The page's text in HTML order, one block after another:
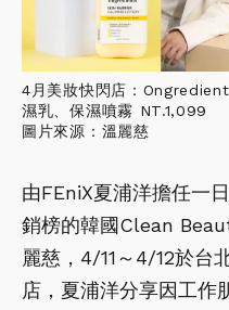
4月美妝快閃店：
濕乳、保濕噴霧 NT.1,099
圖片來源：溫麗慈
由FEniX夏浦洋擔任一
銷榜的韓國Clean
麗慈，4/11～4/12於台
店，夏浦洋分享因工作